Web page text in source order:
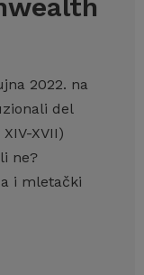
2022. na
del
XVII)
ne?
i mletački